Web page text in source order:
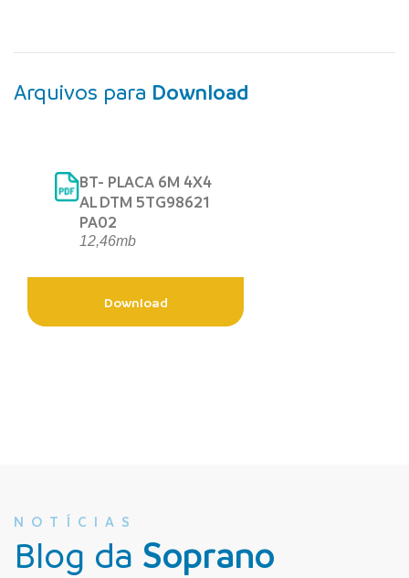
Arquivos para Download
BT- PLACA 6M 4X4
AL DTM 5TG98621
PA02
12,46mb
Download
NOTÍCIAS
Blog da Soprano